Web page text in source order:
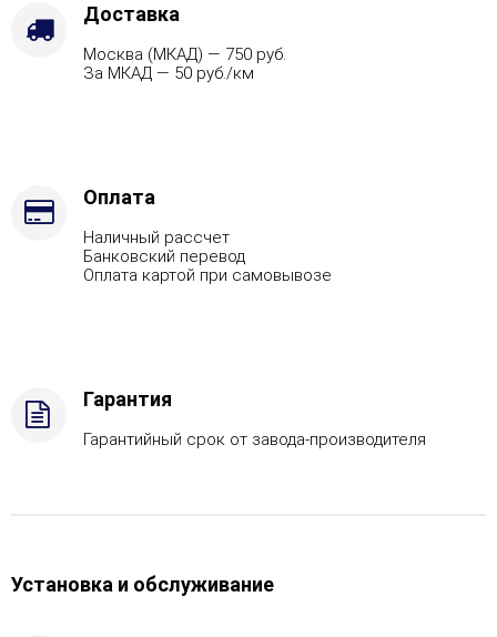
Футеровка,
Варианты
AISI
САБК-40,
Боковой
Доставка
Москва (МКАД) — 750 руб.
За МКАД — 50 руб./км
Оплата
Наличный рассчет
Банковский перевод
Оплата картой при самовывозе
Гарантия
Гарантийный срок от завода-производителя
Установка и обслуживание